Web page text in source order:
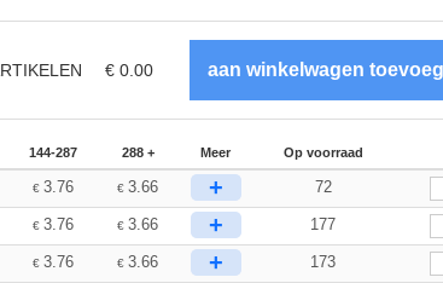
€ 0.00
144-287 288 + Meer Op voorraad
€ 3.76 €3.66 + 72
€ 3.76 €3.66 + 177
€ 3.76 €3.66 + 173